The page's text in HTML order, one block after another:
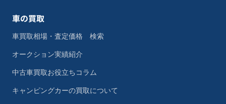
車の買取
車買取相場・査定価格 検索
オークション実績紹介
中古車買取お役立ちコラム
キャンピングカーの買取について